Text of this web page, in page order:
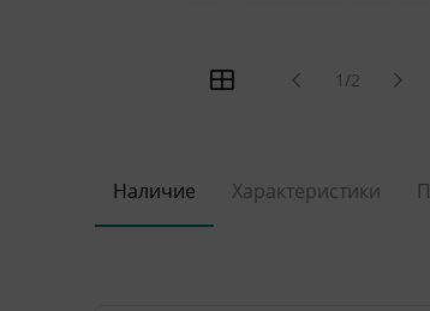
1/2
Наличие Характеристики